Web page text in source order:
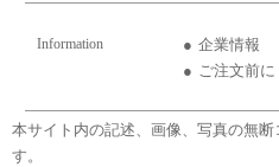
Information 企業情報
ご注文前に
本サイト内の記述、画像、写真の無
す。